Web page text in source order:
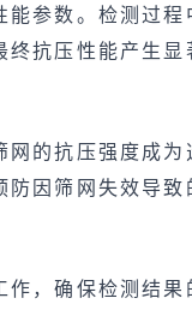
参数。检测过程
抗压性能产生显
的抗压强度成为
因筛网失效导致
，确保检测结果